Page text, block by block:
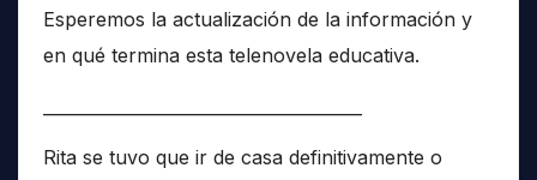
Esperemos la actualización de la información y
en qué termina esta telenovela educativa.
Rita se tuvo que ir de casa definitivamente o